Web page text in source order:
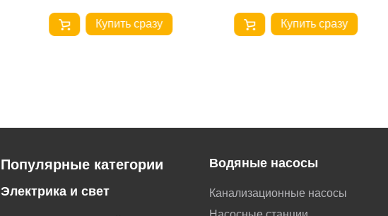
Купить сразу Купить сразу
Популярные категории
Электрика и свет
Водяные насосы
Канализационные насосы